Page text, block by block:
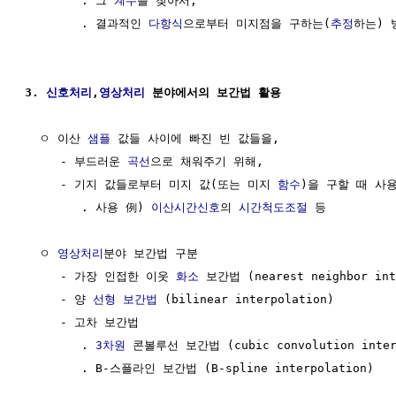
        . 결과적인
다항식 으로부터 미지점을 구하는( 추정하는)
3. 신호처리 , 영상처리 분야에서의 보간법 활용
  ㅇ 이산
샘플 값들 사이에 빠진 빈 값들을,
     - 부드러운
곡선 으로 채워주기 위해,
     - 기지 값들로부터 미지 값(또는 미지
함수 )을 구할 때 사
        . 사용 例)
이산시간신호의 시간척도조절 등
  ㅇ
영상처리 분야 보간법 구분
     - 가장 인접한 이웃
화소 보간법 (nearest neighbor
     - 양
선형 보간법
(bilinear interpolation)
     - 고차 보간법
        .
3차원
콘볼루선 보간법 (cubic convolution